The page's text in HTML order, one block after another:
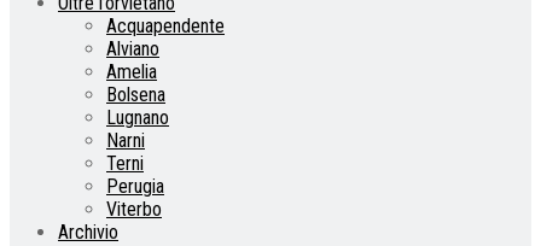
Acquapendente
Alviano
Amelia
Bolsena
Lugnano
Narni
Terni
Perugia
Viterbo
Archivio